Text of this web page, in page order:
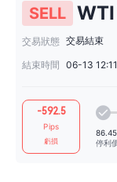
SELL WTI
交易狀態 交易結束
結束時間 06-13 12:11
-592.5
Pips
虧損